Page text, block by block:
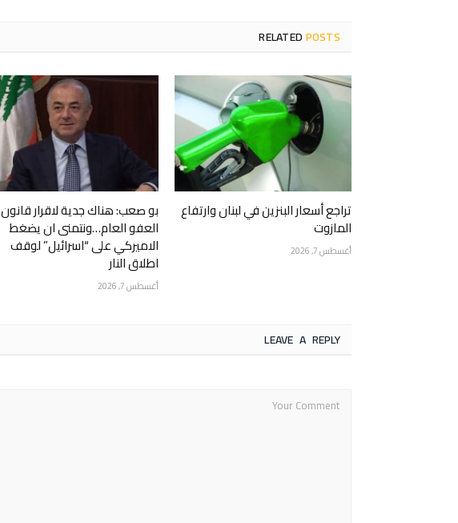
RELATEDPOSTS
تراجع أسعار البنزين في لبنان وارتفاع
المازوت
أغسطس 7, 2026
بو صعب: هناك جدية لاقرار قانون
العفو العام…ونتمنى ان يضغط
الاميركي على “اسرائيل” لوقف
اطلاق النار
أغسطس 7, 2026
LEAVE A REPLY